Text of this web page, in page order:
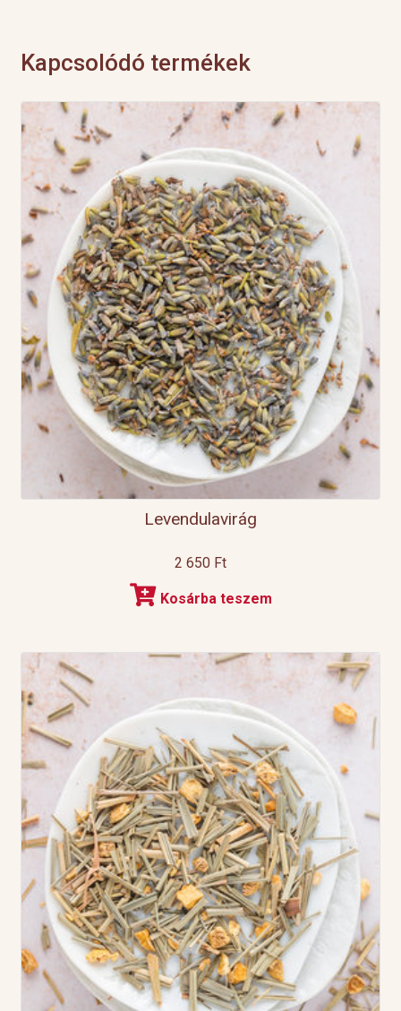
Kapcsolódó termékek
Levendulavirág
2 650 Ft
Kosárba teszem